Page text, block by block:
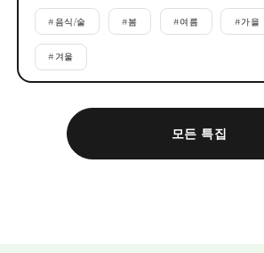
모든 특집
#음식/술 #봄 #여름 #가을
# 겨울